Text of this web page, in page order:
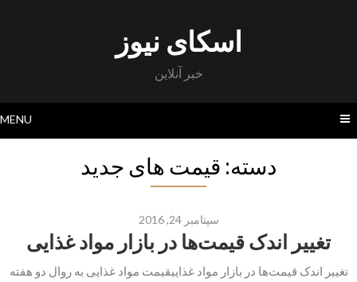
اسکای نیوز
خبر آنلاین
MENU
دسته: قیمت های جدید
سپتامبر 24, 2016
تغییر اندک قیمت‌ها در بازار مواد غذایی
تغییر اندک قیمت‌ها در بازار مواد غذاییقیمت مواد غذایی به روال دو هفته